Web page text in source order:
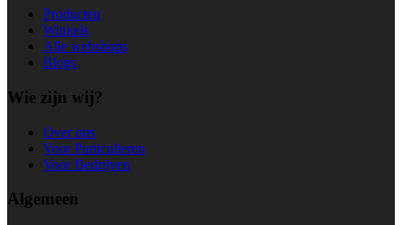
Producten
Winkels
Alle webshops
Blogs
Wie zijn wij?
Over ons
Voor Particulieren
Voor Bedrijven
Algemeen